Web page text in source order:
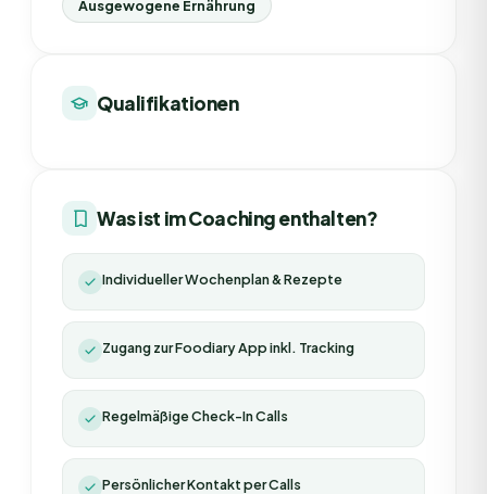
Ausgewogene Ernährung
Qualifikationen
Was ist im Coaching enthalten?
Individueller Wochenplan & Rezepte
Zugang zur Foodiary App inkl. Tracking
Regelmäßige Check-In Calls
Persönlicher Kontakt per Calls